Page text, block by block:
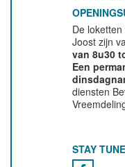
De
Joost zijn
van 8u30
Een
diensten
STAY